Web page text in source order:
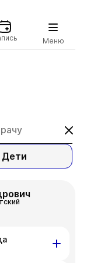
Меню
Дети